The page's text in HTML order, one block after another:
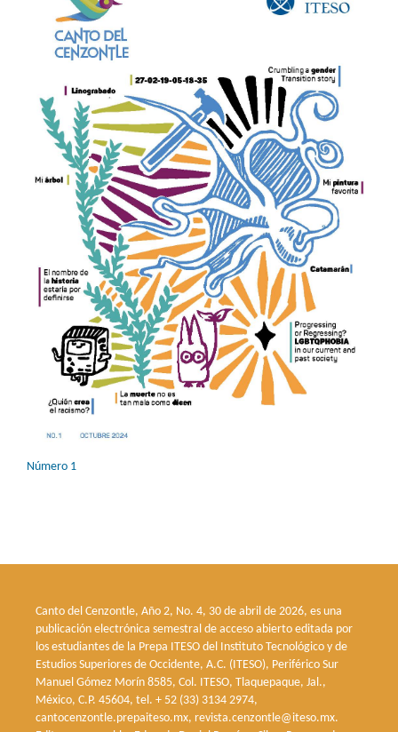
Número 1
Canto del Cenzontle, Año 2, No. 4, 30 de abril de 2026, es una
publicación electrónica semestral de acceso abierto editada por
los estudiantes de la Prepa ITESO del Instituto Tecnológico y de
Estudios Superiores de Occidente, A.C. (ITESO), Periférico Sur
Manuel Gómez Morín 8585, Col. ITESO, Tlaquepaque, Jal.,
México, C.P. 45604, tel. + 52 (33) 3134 2974,
cantocenzontle.prepaiteso.mx, revista.cenzontle@iteso.mx.